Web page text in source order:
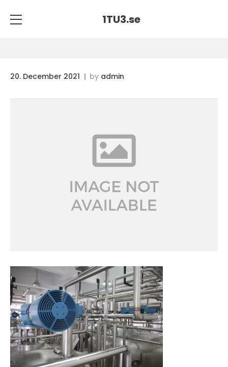
1TU3.se
20. December 2021 by admin